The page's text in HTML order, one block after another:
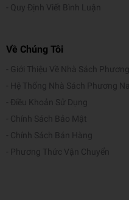
Quy Định Viết Bình Luận
Về Chúng Tôi
Giới Thiệu Về Nhà Sách
Hệ Thống Nhà Sách Phương
Điều Khoản Sử Dụng
Chính Sách Bảo Mật
Chính Sách Bán Hàng
Phương Thức Vận Chuyển